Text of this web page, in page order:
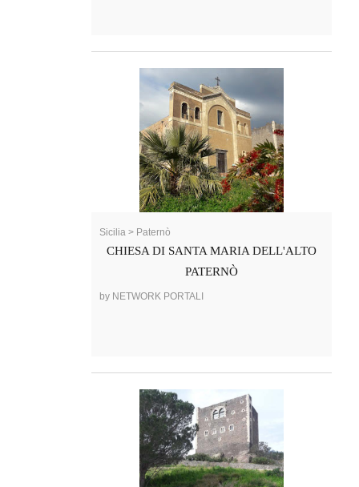
Sicilia > Paternò
CHIESA DI SANTA MARIA DELL'ALTO
PATERNÒ
by NETWORK PORTALI